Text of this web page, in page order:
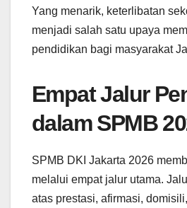
Yang menarik, keterlibatan
menjadi salah satu upaya
pendidikan bagi masyarakat
Empat Jalur
dalam SPMB
SPMB DKI Jakarta 2026
melalui empat jalur utama.
atas prestasi, afirmasi,